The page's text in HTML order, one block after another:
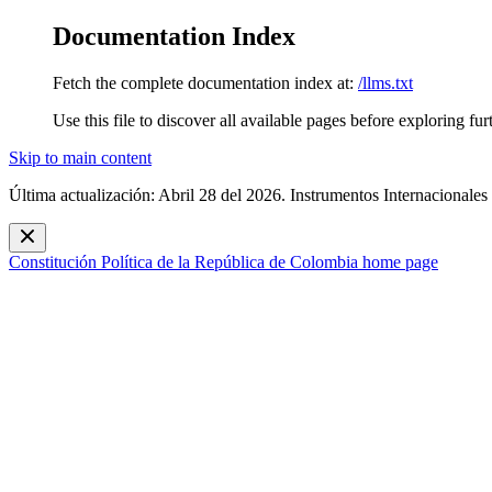
Documentation Index
Fetch the complete documentation index at: /llms.txt
Use this file to discover all available pages before exploring
Skip to main content
Última actualización: Abril 28 del 2026. Instrumentos Internacionales
Constitución Política de la República de Colombia home page